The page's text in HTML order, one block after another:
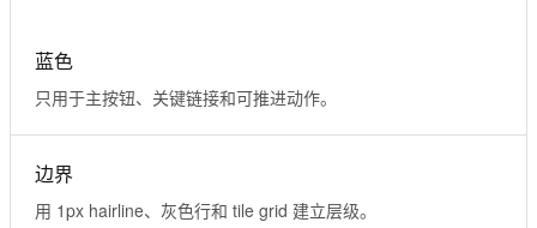
蓝色
只用于主按钮、关键链接和可推进动作。
边界
用 1px hairline、灰色行和 tile grid 建立层级。